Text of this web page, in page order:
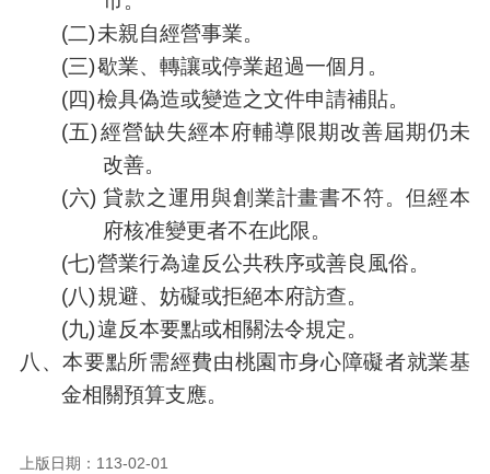
(二)未親自經營事業。
(三)歇業、轉讓或停業超過一個月。
(四)檢具偽造或變造之文件申請補貼。
(五)經營缺失經本府輔導限期改善屆期仍未
改善。
(六)貸款之運用與創業計畫書不符。但經本
府核准變更者不在此限。
(七)營業行為違反公共秩序或善良風俗。
(八)規避、妨礙或拒絕本府訪查。
(九)違反本要點或相關法令規定。
八、本要點所需經費由桃園市身心障礙者就業基
金相關預算支應。
上版日期：113-02-01